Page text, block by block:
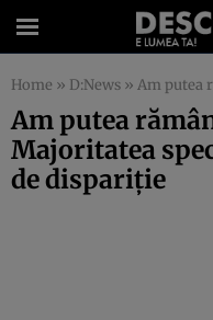
Home » D:News » Am putea
Am putea
Majoritatea
de dispariţie